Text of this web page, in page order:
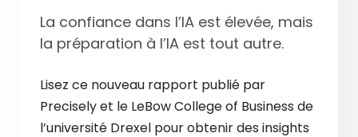
La confiance dans l’IA est élevée, mais
la préparation à l’IA est tout autre.
Lisez ce nouveau rapport publié par
Precisely et le LeBow College of Business de
l’université Drexel pour obtenir des insights